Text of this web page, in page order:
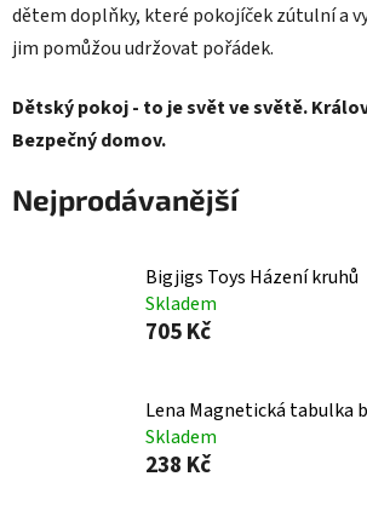
dětem doplňky, které pokojíček zútulní a
jim pomůžou udržovat pořádek.
Dětský pokoj - to je svět ve světě.
Bezpečný domov.
Nejprodávanější
Bigjigs Toys Házení kruhů
Skladem
705 Kč
Lena Magnetická tabulka
Skladem
238 Kč